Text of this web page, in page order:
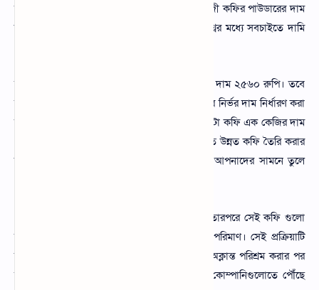
মাধ্যমে পাওয়া যায়। আমরা অনেকেই জানিনা ১ কেজী কফির পাউডারের দাম
কম করে বাংলাদেশি টাকার ২ লক্ষ টাকা। যেটা বিশ্বের মধ্যে সবচাইতে দামি
আবার হায়দ্রাবাদে ২ কেজী ফিল্টার কফি পাউডারের দাম ২৫৬০ রুপি। তবে
অনেক ক্ষেত্রে এর জাত আলাদা আছে যা জাতের উপর নির্ভর দাম নির্ধারণ করা
হয়। ১ কেজি কফির দাম আরবিকা কফি ৯৩০, রোবটটা কফি এক কেজির দাম
১৪৭৫ থেকে ১৮৮০ পর্যন্ত হয়।সারা বিশ্বের সবচাইতে উন্নত কফি তৈরি করার
জন্য যে প্রক্রিয়া ব্যবহার করা হয় তার একটু নমুনা আপনাদের সামনে তুলে
একটি হাতিকে ৩৩ কেজি কফি ফল খাওয়ানো হয় তারপরে সেই কফি গুলো
হাতির মল থেকে সংগ্রহ করা হয় শুধুমাত্র ১ কেজি পরিমাণ। সেই প্রক্রিয়াটি
শ্রমিক এবং বিভিন্ন প্রক্রিয়াকরণের মাধ্যমে ১৭ ঘন্টা অক্লান্ত পরিশ্রম করার পর
সম্পূর্ণ খাওয়ার উপযুক্ত তৈরি করা হয়। যা বিভিন্ন কোম্পানিগুলোতে পৌঁছে